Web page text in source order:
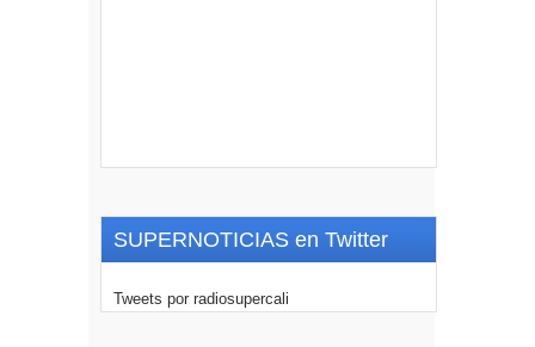
SUPERNOTICIAS en Twitter
Tweets por radiosupercali